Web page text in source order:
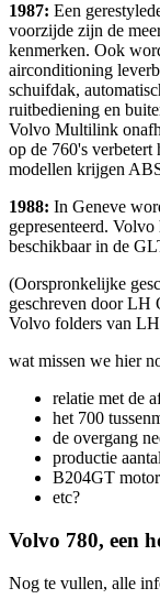
1987: Een
voorzijde zijn de
kenmerken. Ook
airconditioning
schuifdak,
ruitbediening en
Volvo Multilink
op de 760's
modellen krijgen
1988: In Geneve
gepresenteerd.
beschikbaar in de
(Oorspronkelijke
geschreven door LH
Volvo folders van
wat missen we hier
relatie met de
het 700
de overgang
productie
B204GT
etc?
Volvo 780, een
Nog te vullen, alle